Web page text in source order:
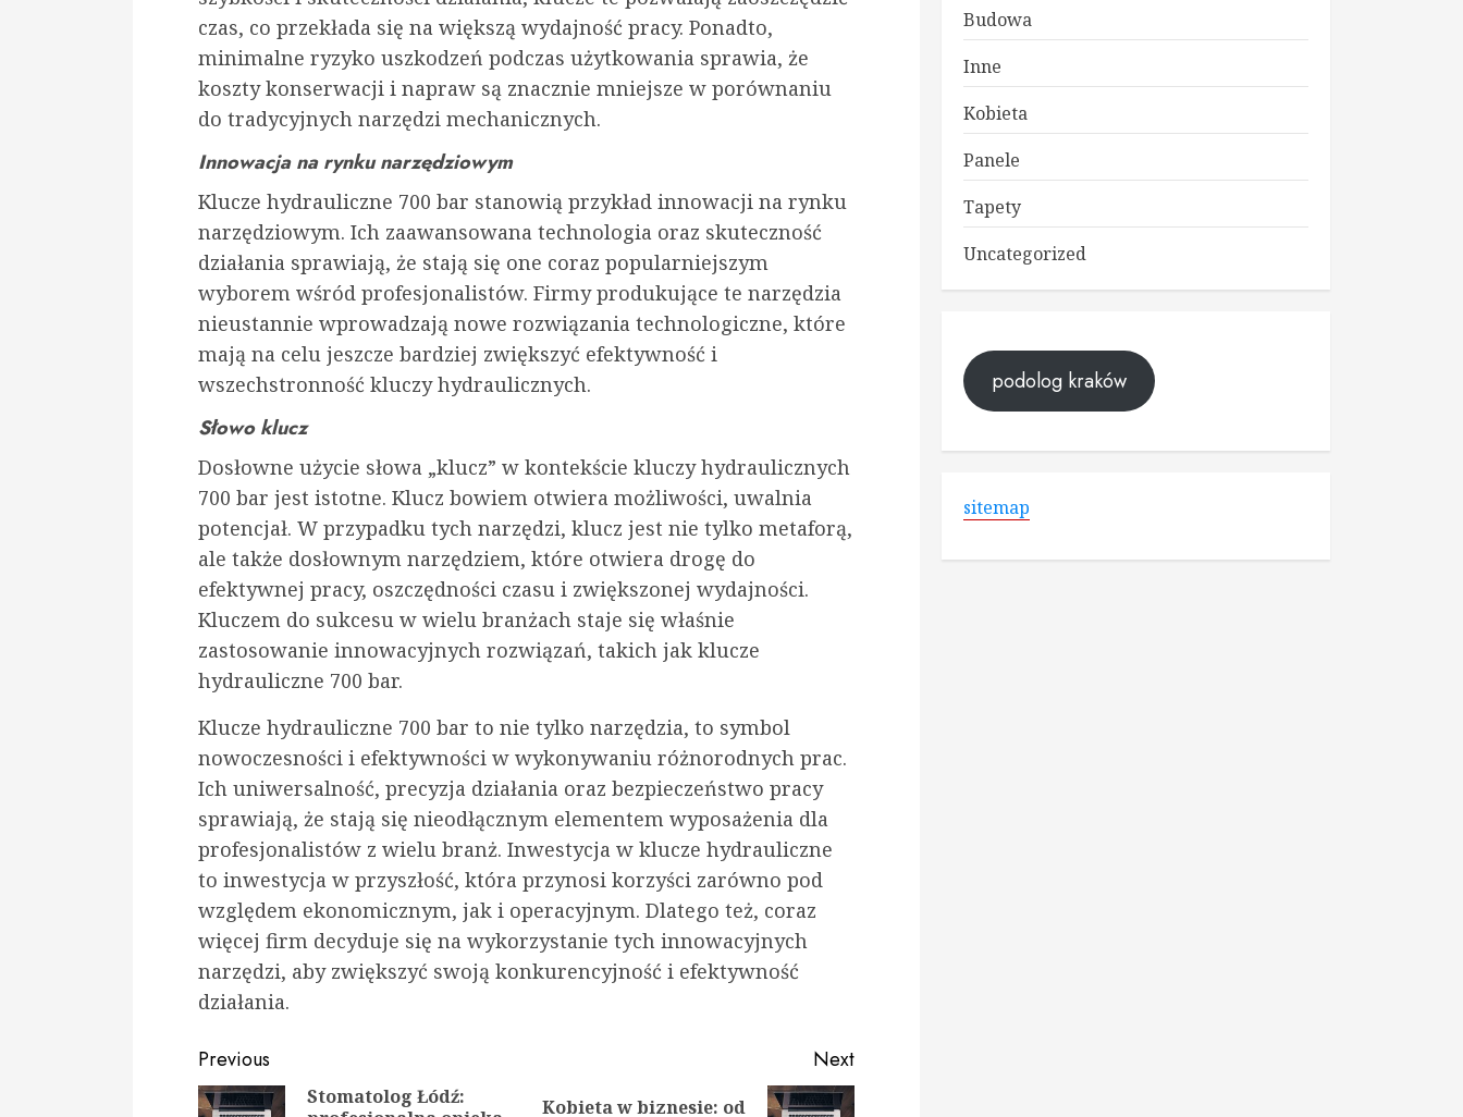
czas, co przekłada się na większą wydajność pracy. Ponadto,
minimalne ryzyko uszkodzeń podczas użytkowania sprawia, że
koszty konserwacji i napraw są znacznie mniejsze w porównaniu
do tradycyjnych narzędzi mechanicznych.
Innowacja na rynku narzędziowym
Klucze hydrauliczne 700 bar stanowią przykład innowacji na rynku
narzędziowym. Ich zaawansowana technologia oraz skuteczność
działania sprawiają, że stają się one coraz popularniejszym
wyborem wśród profesjonalistów. Firmy produkujące te narzędzia
nieustannie wprowadzają nowe rozwiązania technologiczne, które
mają na celu jeszcze bardziej zwiększyć efektywność i
wszechstronność kluczy hydraulicznych.
Słowo klucz
Dosłowne użycie słowa „klucz” w kontekście kluczy hydraulicznych
700 bar jest istotne. Klucz bowiem otwiera możliwości, uwalnia
potencjał. W przypadku tych narzędzi, klucz jest nie tylko metaforą,
ale także dosłownym narzędziem, które otwiera drogę do
efektywnej pracy, oszczędności czasu i zwiększonej wydajności.
Kluczem do sukcesu w wielu branżach staje się właśnie
zastosowanie innowacyjnych rozwiązań, takich jak klucze
hydrauliczne 700 bar.
Klucze hydrauliczne 700 bar to nie tylko narzędzia, to symbol
nowoczesności i efektywności w wykonywaniu różnorodnych prac.
Ich uniwersalność, precyzja działania oraz bezpieczeństwo pracy
sprawiają, że stają się nieodłącznym elementem wyposażenia dla
profesjonalistów z wielu branż. Inwestycja w klucze hydrauliczne
to inwestycja w przyszłość, która przynosi korzyści zarówno pod
względem ekonomicznym, jak i operacyjnym. Dlatego też, coraz
więcej firm decyduje się na wykorzystanie tych innowacyjnych
narzędzi, aby zwiększyć swoją konkurencyjność i efektywność
działania.
Continue
Reading
Previous
Stomatolog Łódź:
Next
Kobieta w biznesie: od
Budowa
Inne
Kobieta
Panele
Tapety
Uncategorized
podolog kraków
sitemap